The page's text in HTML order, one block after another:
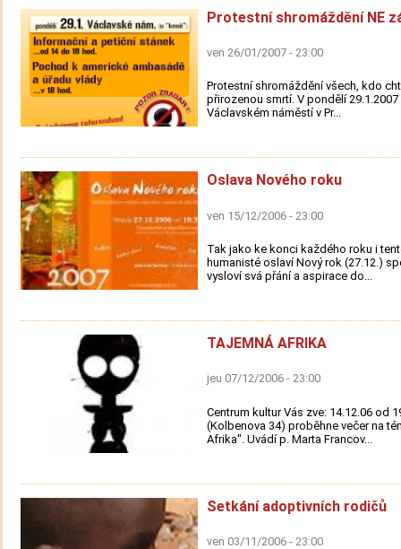
Protestní shromáždění NE
ven 26/01/2007 - 23:00
Protestní shromáždění všech, kdo
přirozenou smrtí. V pondělí
Václavském náměstí v Pr...
Oslava Nového roku
ven 15/12/2006 - 23:00
Tak jako ke konci každého roku i
humanisté oslaví Nový rok (27.12.)
vysloví svá přání a aspirace do...
TAJEMNÁ AFRIKA
jeu 07/12/2006 - 23:00
Centrum kultur Vás zve: 14.12.06 od
(Kolbenova 34) proběhne večer na
Afrika". Uvádí p. Marta Francov...
Setkání adoptivních rodičů
ven 03/11/2006 - 23:00